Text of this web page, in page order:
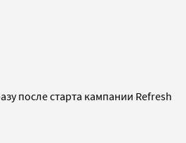
после старта кампании Refresh